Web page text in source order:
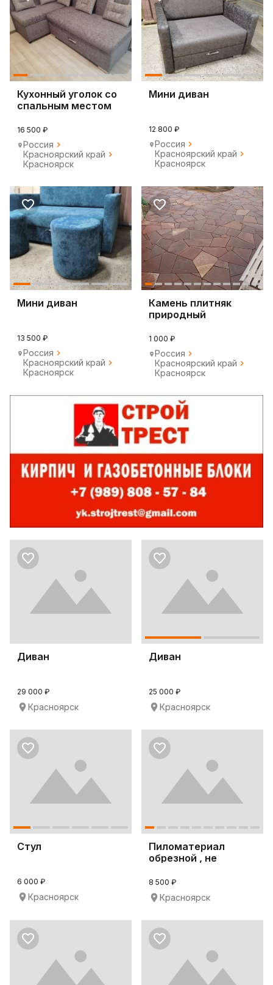
Кухонный уголок со
спальным местом
16 500 ₽
Россия
Красноярский край
Красноярск
Мини диван
12 800 ₽
Россия
Красноярский край
Красноярск
Мини диван
13 500 ₽
Россия
Красноярский край
Красноярск
Камень плитняк
природный
1 000 ₽
Россия
Красноярский край
Красноярск
Диван
29 000 ₽
Красноярск
Диван
25 000 ₽
Красноярск
Стул
6 000 ₽
Красноярск
Пиломатериал
обрезной , не
8 500 ₽
Красноярск